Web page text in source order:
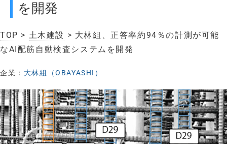
を開発
TOP > 土木建設 > 大林組、正答率約94％の計測が可能
なAI配筋自動検査システムを開発
企業： 大林組（OBAYASHI）